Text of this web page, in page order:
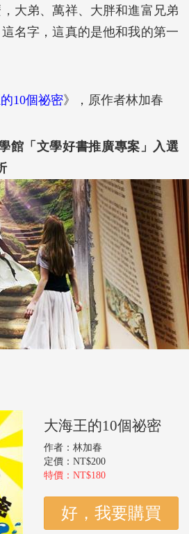
大弟、萬祥、大胖和進富兄弟
名字，這真的是他和我的第一
10個祕密》，原作者林加春
館「文學好書推廣專案」入選
大海王的10個祕密
作者：林加春
定價：NT$200
特價：NT$180